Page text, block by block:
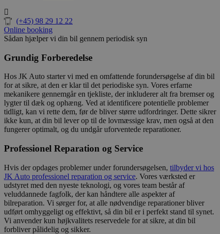
(+45) 98 29 12 22
Online booking
Sådan hjælper vi din bil gennem periodisk syn
Grundig Forberedelse
Hos JK Auto starter vi med en omfattende forundersøgelse af din bil
for at sikre, at den er klar til det periodiske syn. Vores erfarne
mekanikere gennemgår en tjekliste, der inkluderer alt fra bremser og
lygter til dæk og ophæng. Ved at identificere potentielle problemer
tidligt, kan vi rette dem, før de bliver større udfordringer. Dette sikrer
ikke kun, at din bil lever op til de lovmæssige krav, men også at den
fungerer optimalt, og du undgår uforventede reparationer.
Professionel Reparation og Service
Hvis der opdages problemer under forundersøgelsen, tilbyder vi hos
JK Auto professionel reparation og service. Vores værksted er
udstyret med den nyeste teknologi, og vores team består af
veluddannede fagfolk, der kan håndtere alle aspekter af
bilreparation. Vi sørger for, at alle nødvendige reparationer bliver
udført omhyggeligt og effektivt, så din bil er i perfekt stand til synet.
Vi anvender kun højkvalitets reservedele for at sikre, at din bil
forbliver pålidelig og sikker.